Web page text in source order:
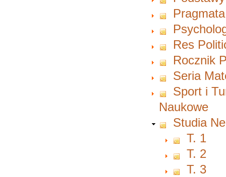
Res
Rocznik
Seria
Sport i
Naukowe
Studia
T. 1
T. 2
T. 3